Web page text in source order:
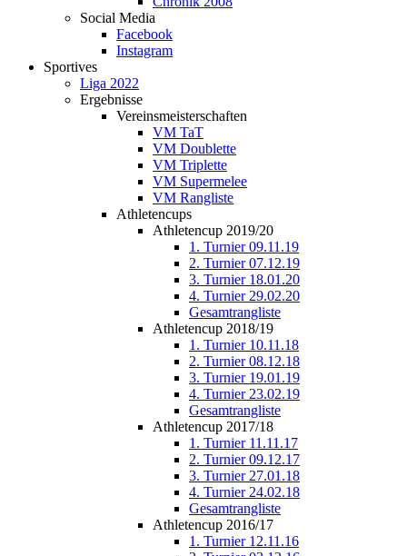
Social Media
Facebook
Instagram
Sportives
Liga 2022
Ergebnisse
Vereinsmeisterschaften
VM TaT
VM Doublette
VM Triplette
VM Supermelee
VM Rangliste
Athletencups
Athletencup 2019/20
1. Turnier 09.11.19
2. Turnier 07.12.19
3. Turnier 18.01.20
4. Turnier 29.02.20
Gesamtrangliste
Athletencup 2018/19
1. Turnier 10.11.18
2. Turnier 08.12.18
3. Turnier 19.01.19
4. Turnier 23.02.19
Gesamtrangliste
Athletencup 2017/18
1. Turnier 11.11.17
2. Turnier 09.12.17
3. Turnier 27.01.18
4. Turnier 24.02.18
Gesamtrangliste
Athletencup 2016/17
1. Turnier 12.11.16